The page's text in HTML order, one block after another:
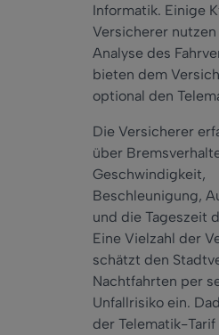
Informatik. Einige
Versicherer
Analyse des
bieten dem
optional den
Die Versicherer
über
Geschwindigkeit,
Beschleunigung,
und die Tageszeit
Eine Vielzahl der
schätzt den
Nachtfahrten per
Unfallrisiko ein.
der Telematik-Tarif